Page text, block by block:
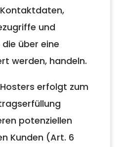
und
über eine
werden, handeln.
erfolgt zum
potenziellen
Kunden (Art. 6